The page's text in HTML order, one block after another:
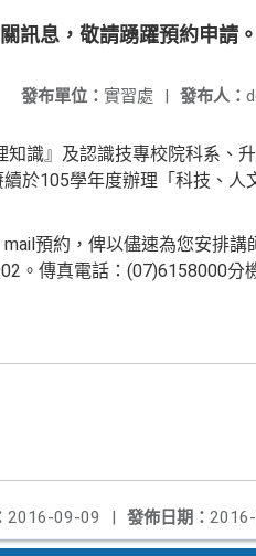
訊息，敬請踴躍預約申請。
發布人：
發布單位： 實習處 |
識』及認識技專校院科系、
於105學年度辦理「科技、人
預約，俾以儘速為您安排講
。傳真電話：(07)6158000分
發佈日期：
2016-09-09 |